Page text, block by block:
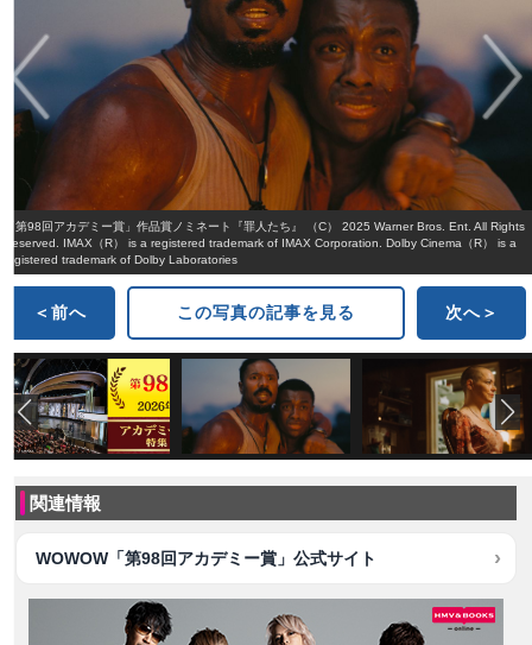
「第98回アカデミー賞」作品賞ノミネート『罪人たち』 （C） 2025 Warner Bros. Ent. All Rights
Reserved. IMAX（R） is a registered trademark of IMAX Corporation. Dolby Cinema（R） is a
registered trademark of Dolby Laboratories
＜前へ この写真の記事を見る 次へ＞
関連情報
WOWOW「第98回アカデミー賞」公式サイト